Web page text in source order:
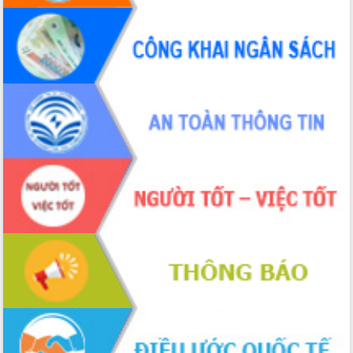
Hội thảo khoa học “Giải pháp thúc đẩy
phát triển nền kinh tế xanh tại tỉnh
Đắk Lắk”
Tăng cường giám sát, đôn đốc thực
hiện nhiệm vụ quản lý tài sản công
hàng tuần
Tháo gỡ những vướng mắc, đẩy mạnh
công tác cải cách thủ tục hành chính
tại Trung tâm Phục vụ hành chính
công tỉnh
Đắk Lắk: Tôn vinh 46 giải pháp tại Hội
thi Sáng tạo Kỹ thuật 2024 - 2025
Đắk Lắk rà soát, điều chỉnh Đề án 190
về phát triển nuôi trồng thủy sản
Phó Chủ tịch UBND tỉnh Đắk Lắk
Trương Công Thái kiểm tra thực địa
Dự án cao tốc Khánh Hòa - Buôn Ma
Định vị cà phê Việt Nam như một “di
sản sống” trong dòng chảy toàn cầu